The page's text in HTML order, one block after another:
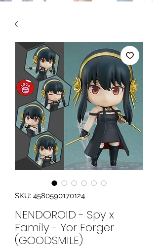
SKU: 4580590170124
NENDOROID - Spy x
Family - Yor Forger
(GOODSMILE)